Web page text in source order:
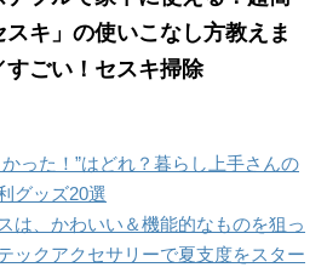
スキ」の使いこなし方教えま
すごい！セスキ掃除
った！”はどれ？暮らし上手さんの
グッズ20選
は、かわいい＆機能的なものを狙っ
ックアクセサリーで夏支度をスター